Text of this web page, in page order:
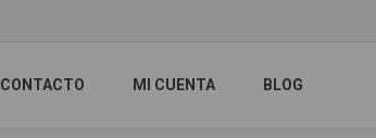
CONTACTO MI CUENTA BLOG